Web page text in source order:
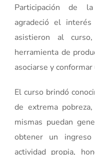
Participación de
agradeció el
asistieron al
herramienta de
asociarse y
El curso brindó
de extrema
mismas puedan
obtener un
actividad propia,